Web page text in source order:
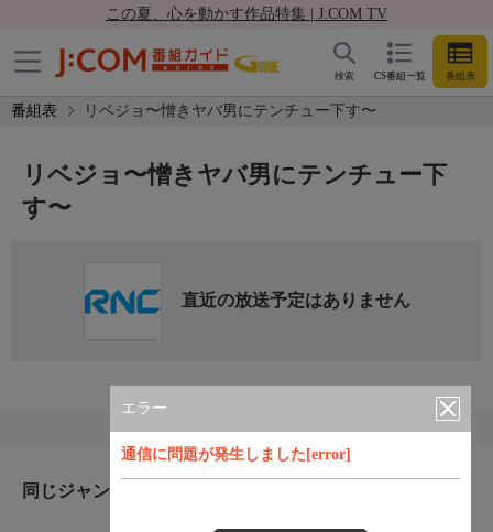
この夏、心を動かす作品特集 | J:COM TV
CS番組一覧 番組表
検索
番組表 リベジョ〜憎きヤバ男にテンチュー下す〜
エラー
通信に問題が発生しました[error]
リベジョ〜憎きヤバ男にテンチュー下
す〜
直近の放送予定はありません
同じジャンルのおすすめ番組